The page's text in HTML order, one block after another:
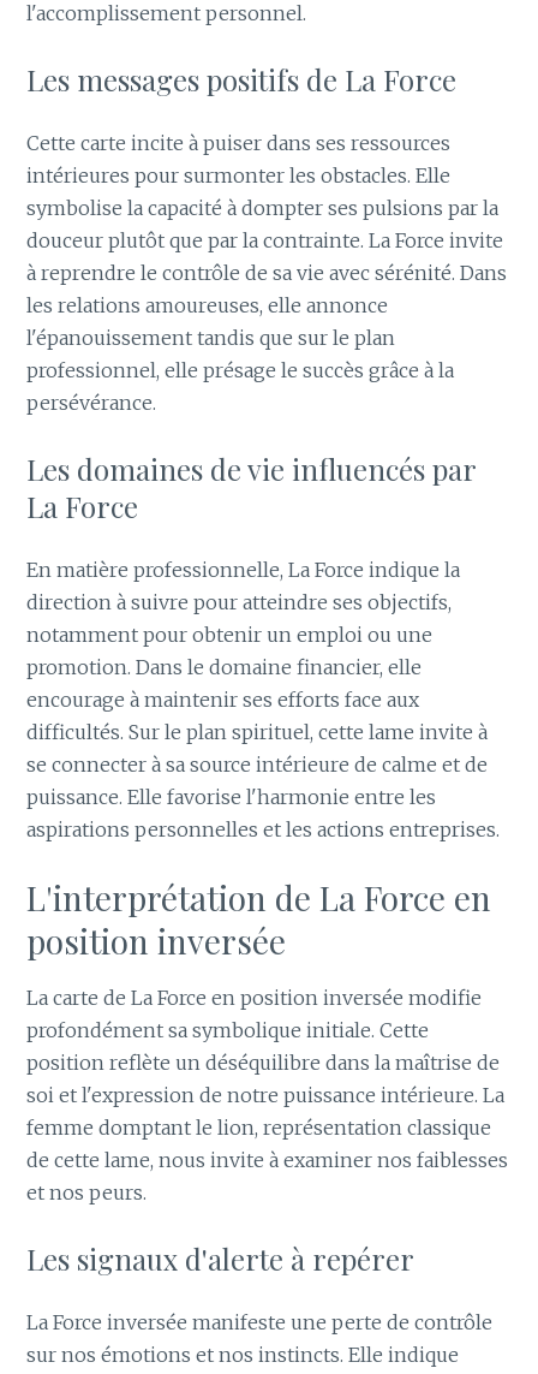
l'accomplissement personnel.
Les messages positifs de La Force
Cette carte incite à puiser dans ses ressources
intérieures pour surmonter les obstacles. Elle
symbolise la capacité à dompter ses pulsions par la
douceur plutôt que par la contrainte. La Force invite
à reprendre le contrôle de sa vie avec sérénité. Dans
les relations amoureuses, elle annonce
l'épanouissement tandis que sur le plan
professionnel, elle présage le succès grâce à la
persévérance.
Les domaines de vie influencés par
La Force
En matière professionnelle, La Force indique la
direction à suivre pour atteindre ses objectifs,
notamment pour obtenir un emploi ou une
promotion. Dans le domaine financier, elle
encourage à maintenir ses efforts face aux
difficultés. Sur le plan spirituel, cette lame invite à
se connecter à sa source intérieure de calme et de
puissance. Elle favorise l'harmonie entre les
aspirations personnelles et les actions entreprises.
L'interprétation de La Force en
position inversée
La carte de La Force en position inversée modifie
profondément sa symbolique initiale. Cette
position reflète un déséquilibre dans la maîtrise de
soi et l'expression de notre puissance intérieure. La
femme domptant le lion, représentation classique
de cette lame, nous invite à examiner nos faiblesses
et nos peurs.
Les signaux d'alerte à repérer
La Force inversée manifeste une perte de contrôle
sur nos émotions et nos instincts. Elle indique